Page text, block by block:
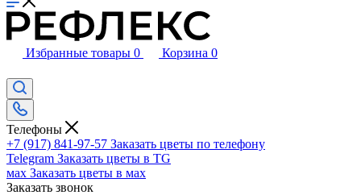
Избранные товары 0 Корзина 0
Телефоны
+7 (917) 841-97-57 Заказать цветы по телефону
Telegram Заказать цветы в TG
мах Заказать цветы в мах
Заказать звонок